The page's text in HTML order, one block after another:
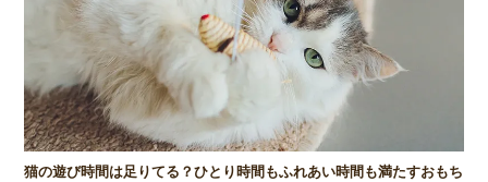
猫の遊び時間は足りてる？ひとり時間もふれあい時間も満たすおもち